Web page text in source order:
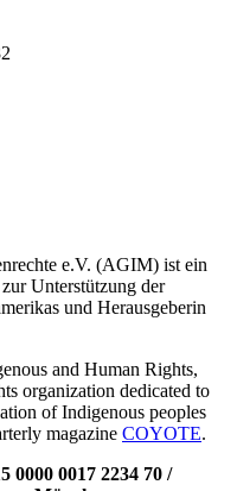
e.V. (AGIM) ist ein
Unterstützung der
und Herausgeberin
and Human Rights,
organization dedicated to
of Indigenous peoples
magazine COYOTE.
0000 0017 2234 70 /